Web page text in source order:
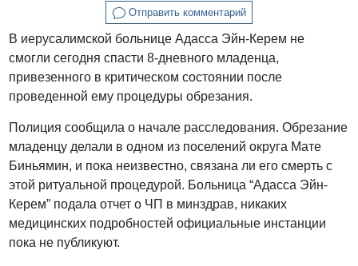
Отправить комментарий
В иерусалимской больнице Адасса Эйн-Керем не
смогли сегодня спасти 8-дневного младенца,
привезенного в критическом состоянии после
проведенной ему процедуры обрезания.
Полиция сообщила о начале расследования. Обрезание
младенцу делали в одном из поселений округа Мате
Биньямин, и пока неизвестно, связана ли его смерть с
этой ритуальной процедурой. Больница “Адасса Эйн-
Керем” подала отчет о ЧП в минздрав, никаких
медицинских подробностей официальные инстанции
пока не публикуют.